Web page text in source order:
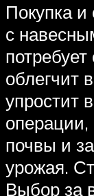
Покупка
с
облегчит
упростит
операции,
почвы и
урожая.
Выбор за